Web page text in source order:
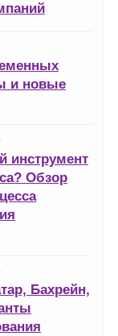
и новые
инструмент
Обзор
Бахрейн,